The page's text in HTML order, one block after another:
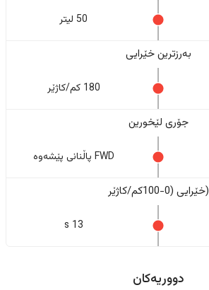
50 لیتر
بەرزترین خێرایی
180 کم/کاژێر
جۆری لێخورین
FWD پاڵنانی پێشەوە
(خێرایی (0-100کم/کاژێر
13 s
دووریەکان